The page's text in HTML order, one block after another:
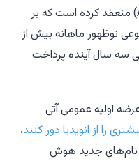
اخیراً قراردادی با انتروپیک (Anthropic) منعقد کرده است که بر
نوظهور ماهانه بیش از
طی سه سال آینده پرداخت
اولیه عمومی آتی
را از انویدیا دور کنند،
نام‌های جدید هوش